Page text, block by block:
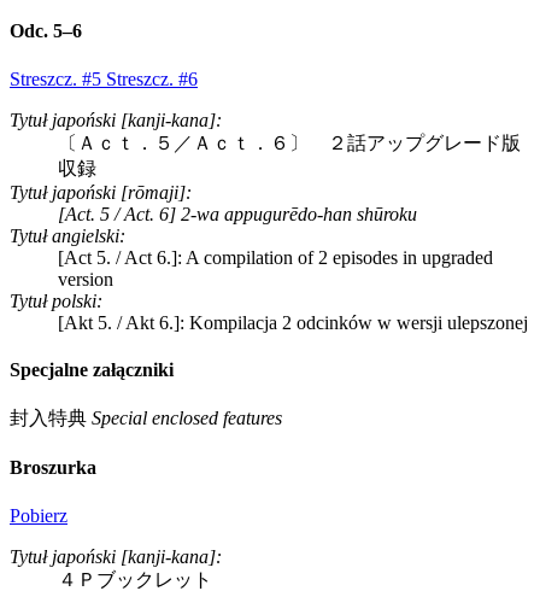
Odc. 5–6
Streszcz. #5 Streszcz. #6
Tytuł japoński [kanji-kana]:
〔Ａｃｔ．５／Ａｃｔ．６〕 ２話アップグレード版
収録
Tytuł japoński [rōmaji]:
[Act. 5 / Act. 6] 2-wa appugurēdo-han shūroku
Tytuł angielski:
[Act 5. / Act 6.]: A compilation of 2 episodes in upgraded
version
Tytuł polski:
[Akt 5. / Akt 6.]: Kompilacja 2 odcinków w wersji ulepszonej
Specjalne załączniki
封入特典 Special enclosed features
Broszurka
Pobierz
Tytuł japoński [kanji-kana]:
４Ｐブックレット